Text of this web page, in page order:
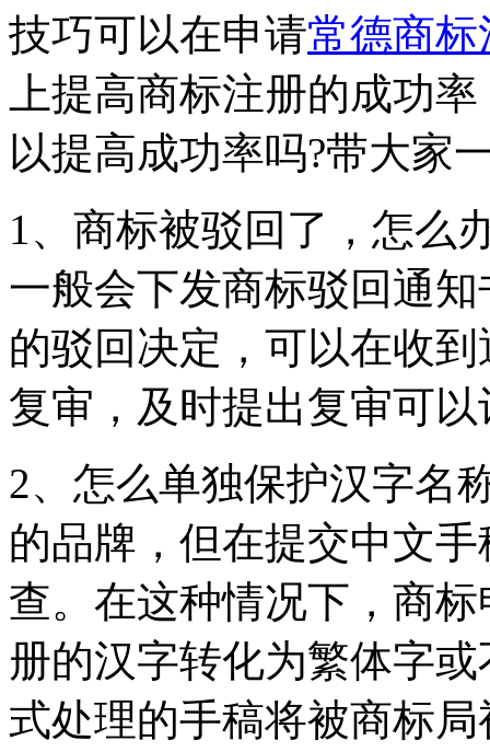
技巧可以在申请常德商标
上提高商标注册的成功
以提高成功率吗?带大家
1、商标被驳回了，怎么
一般会下发商标驳回通
的驳回决定，可以在收
复审，及时提出复审可
2、怎么单独保护汉字名
的品牌，但在提交中文
查。在这种情况下，商
册的汉字转化为繁体字
式处理的手稿将被商标